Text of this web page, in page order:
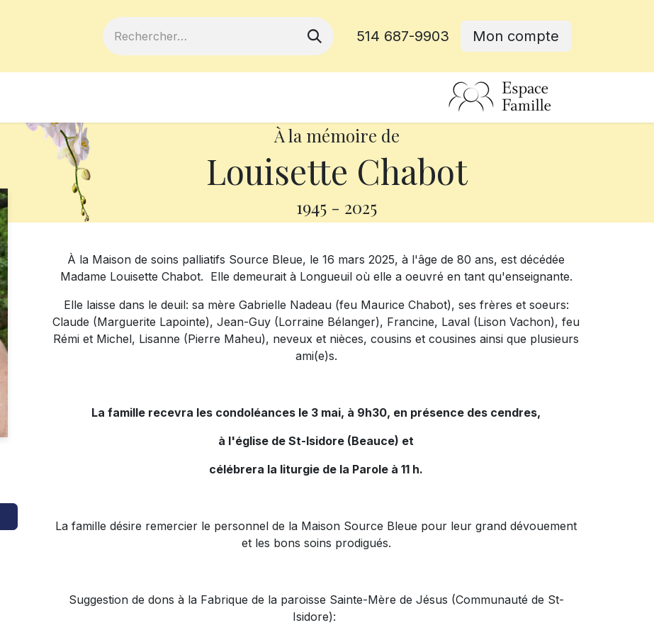
514 687-9903 Mon compte
À la mémoire de
Louisette Chabot
1945 - 2025
À la Maison de soins palliatifs Source Bleue, le 16 mars 2025, à l'âge de 80 ans, est décédée
Madame Louisette Chabot. Elle demeurait à Longueuil où elle a oeuvré en tant qu'enseignante.
Elle laisse dans le deuil: sa mère Gabrielle Nadeau (feu Maurice Chabot), ses frères et soeurs:
Claude (Marguerite Lapointe), Jean-Guy (Lorraine Bélanger), Francine, Laval (Lison Vachon), feu
Rémi et Michel, Lisanne (Pierre Maheu), neveux et nièces, cousins et cousines ainsi que plusieurs
ami(e)s.
La famille recevra les condoléances le 3 mai, à 9h30, en présence des cendres,
à l'église de St-Isidore (Beauce) et
célébrera la liturgie de la Parole à 11 h.
La famille désire remercier le personnel de la Maison Source Bleue pour leur grand dévouement
et les bons soins prodigués.
Suggestion de dons à la Fabrique de la paroisse Sainte-Mère de Jésus (Communauté de St-
Isidore):